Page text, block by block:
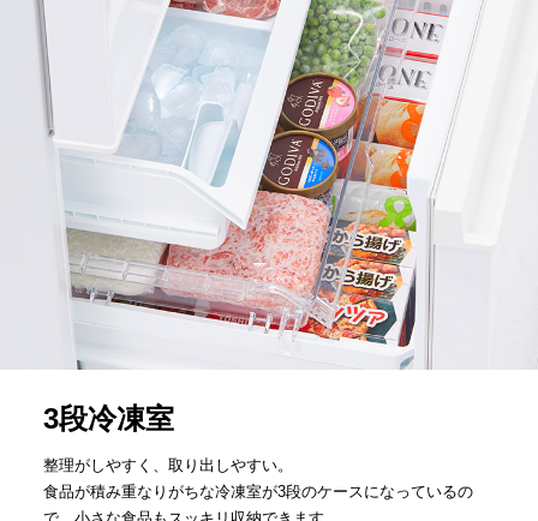
3段冷凍室
整理がしやすく、取り出しやすい。
食品が積み重なりがちな冷凍室が3段のケースになっているの